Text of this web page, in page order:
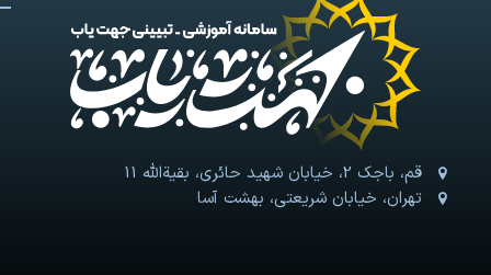
قم، باجک 2، خیابان شهید حائری، بقیةالله 11
تهران، خیابان شریعتی، بهشت آسا